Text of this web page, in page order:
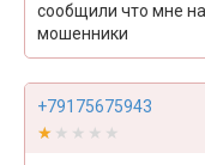
сообщили что мне
мошенники
+79175675943
★★★★★
★★★★★